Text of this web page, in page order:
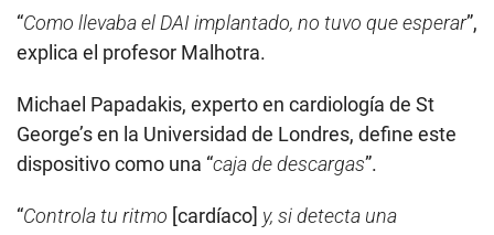
“Como llevaba el DAI implantado, no tuvo que esperar”,
explica el profesor Malhotra.
Michael Papadakis, experto en cardiología de St
George’s en la Universidad de Londres, define este
dispositivo como una “caja de descargas”.
“Controla tu ritmo [cardíaco] y, si detecta una